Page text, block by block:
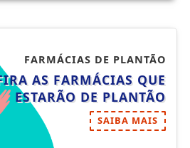
FARMÁCIAS DE PLANTÃO
AS FARMÁCIAS QUE
ESTARÃO DE PLANTÃO
SAIBA MAIS